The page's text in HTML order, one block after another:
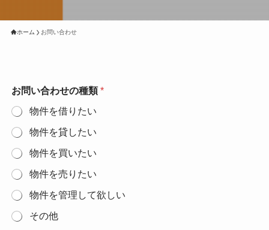
ホーム お問い合わせ
お問い合わせの種類*
物件を借りたい
物件を貸したい
物件を買いたい
物件を売りたい
物件を管理して欲しい
その他